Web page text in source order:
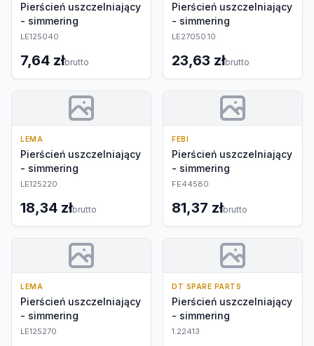
Pierścień uszczelniający
- simmering
LE125040
7,64 złbrutto
Pierścień uszczelniający
- simmering
LE27050.10
23,63 złbrutto
LEMA
Pierścień uszczelniający
- simmering
LE125220
18,34 złbrutto
FEBI
Pierścień uszczelniający
- simmering
FE44580
81,37 złbrutto
LEMA
Pierścień uszczelniający
- simmering
LE125270
DT SPARE PARTS
Pierścień uszczelniający
- simmering
1.22413